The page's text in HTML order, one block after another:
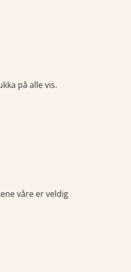
på alle vis.
våre er veldig